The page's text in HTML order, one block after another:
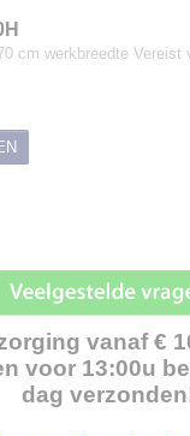
cm werkbreedte
vanaf €
voor 13:00u
dag